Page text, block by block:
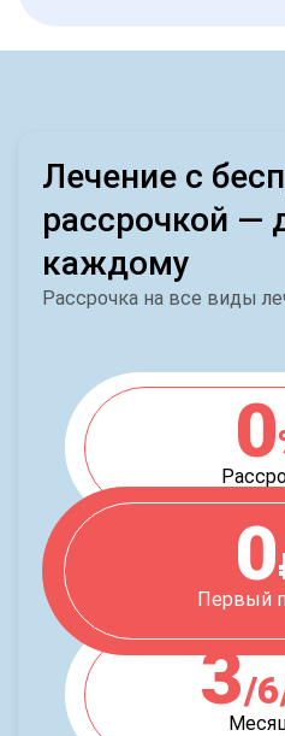
Лечение с
рассрочкой —
каждому
Рассрочка на все виды
0
0
Первый
3/